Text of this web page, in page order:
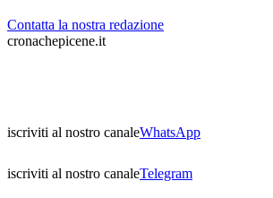
Contatta la nostra redazione
cronachepicene.it
iscriviti al nostro canaleWhatsApp
iscriviti al nostro canaleTelegram